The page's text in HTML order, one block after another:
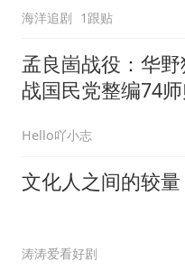
海洋追剧 1跟贴
孟良崮战役：华
战国民党整编74师
Hello吖小志
文化人之间的较量
涛涛爱看好剧